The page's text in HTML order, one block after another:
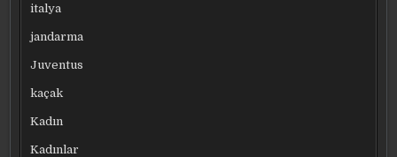
italya
jandarma
Juventus
kaçak
Kadın
Kadınlar